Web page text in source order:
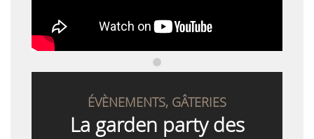
ÉVÈNEMENTS, GÂTERIES
La garden party des